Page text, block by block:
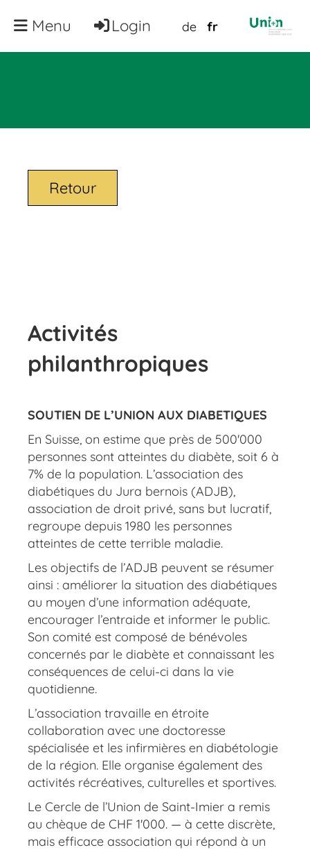
Login de fr
Menu
Retour
Activités
philanthropiques
SOUTIEN DE L’UNION AUX DIABETIQUES
En Suisse, on estime que près de 500'000
personnes sont atteintes du diabète, soit 6 à
7% de la population. L’association des
diabétiques du Jura bernois (ADJB),
association de droit privé, sans but lucratif,
regroupe depuis 1980 les personnes
atteintes de cette terrible maladie.
Les objectifs de l’ADJB peuvent se résumer
ainsi : améliorer la situation des diabétiques
au moyen d’une information adéquate,
encourager l’entraide et informer le public.
Son comité est composé de bénévoles
concernés par le diabète et connaissant les
conséquences de celui-ci dans la vie
quotidienne.
L’association travaille en étroite
collaboration avec une doctoresse
spécialisée et les infirmières en diabétologie
de la région. Elle organise également des
activités récréatives, culturelles et sportives.
Le Cercle de l’Union de Saint-Imier a remis
au chèque de CHF 1'000. — à cette discrète,
mais efficace association qui répond à un